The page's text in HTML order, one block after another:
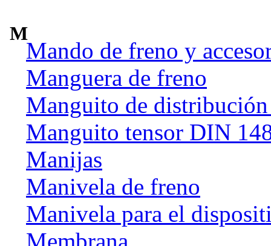
M
Mando de freno y
Manguera de freno
Manguito de
Manguito tensor DIN
Manijas
Manivela de freno
Manivela para el
Membrana